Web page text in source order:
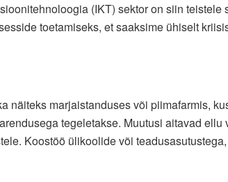
(IKT) sektor on siin teistele
toetamiseks, et saaksime ühiselt
näiteks marjaistanduses või piimafarmis,
tegeletakse. Muutusi aitavad ellu
Koostöö ülikoolide või